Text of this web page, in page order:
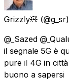
Grizzly🧸
@_Sazed
il segnale 5G è
pure il 4G in
buono a sapersi